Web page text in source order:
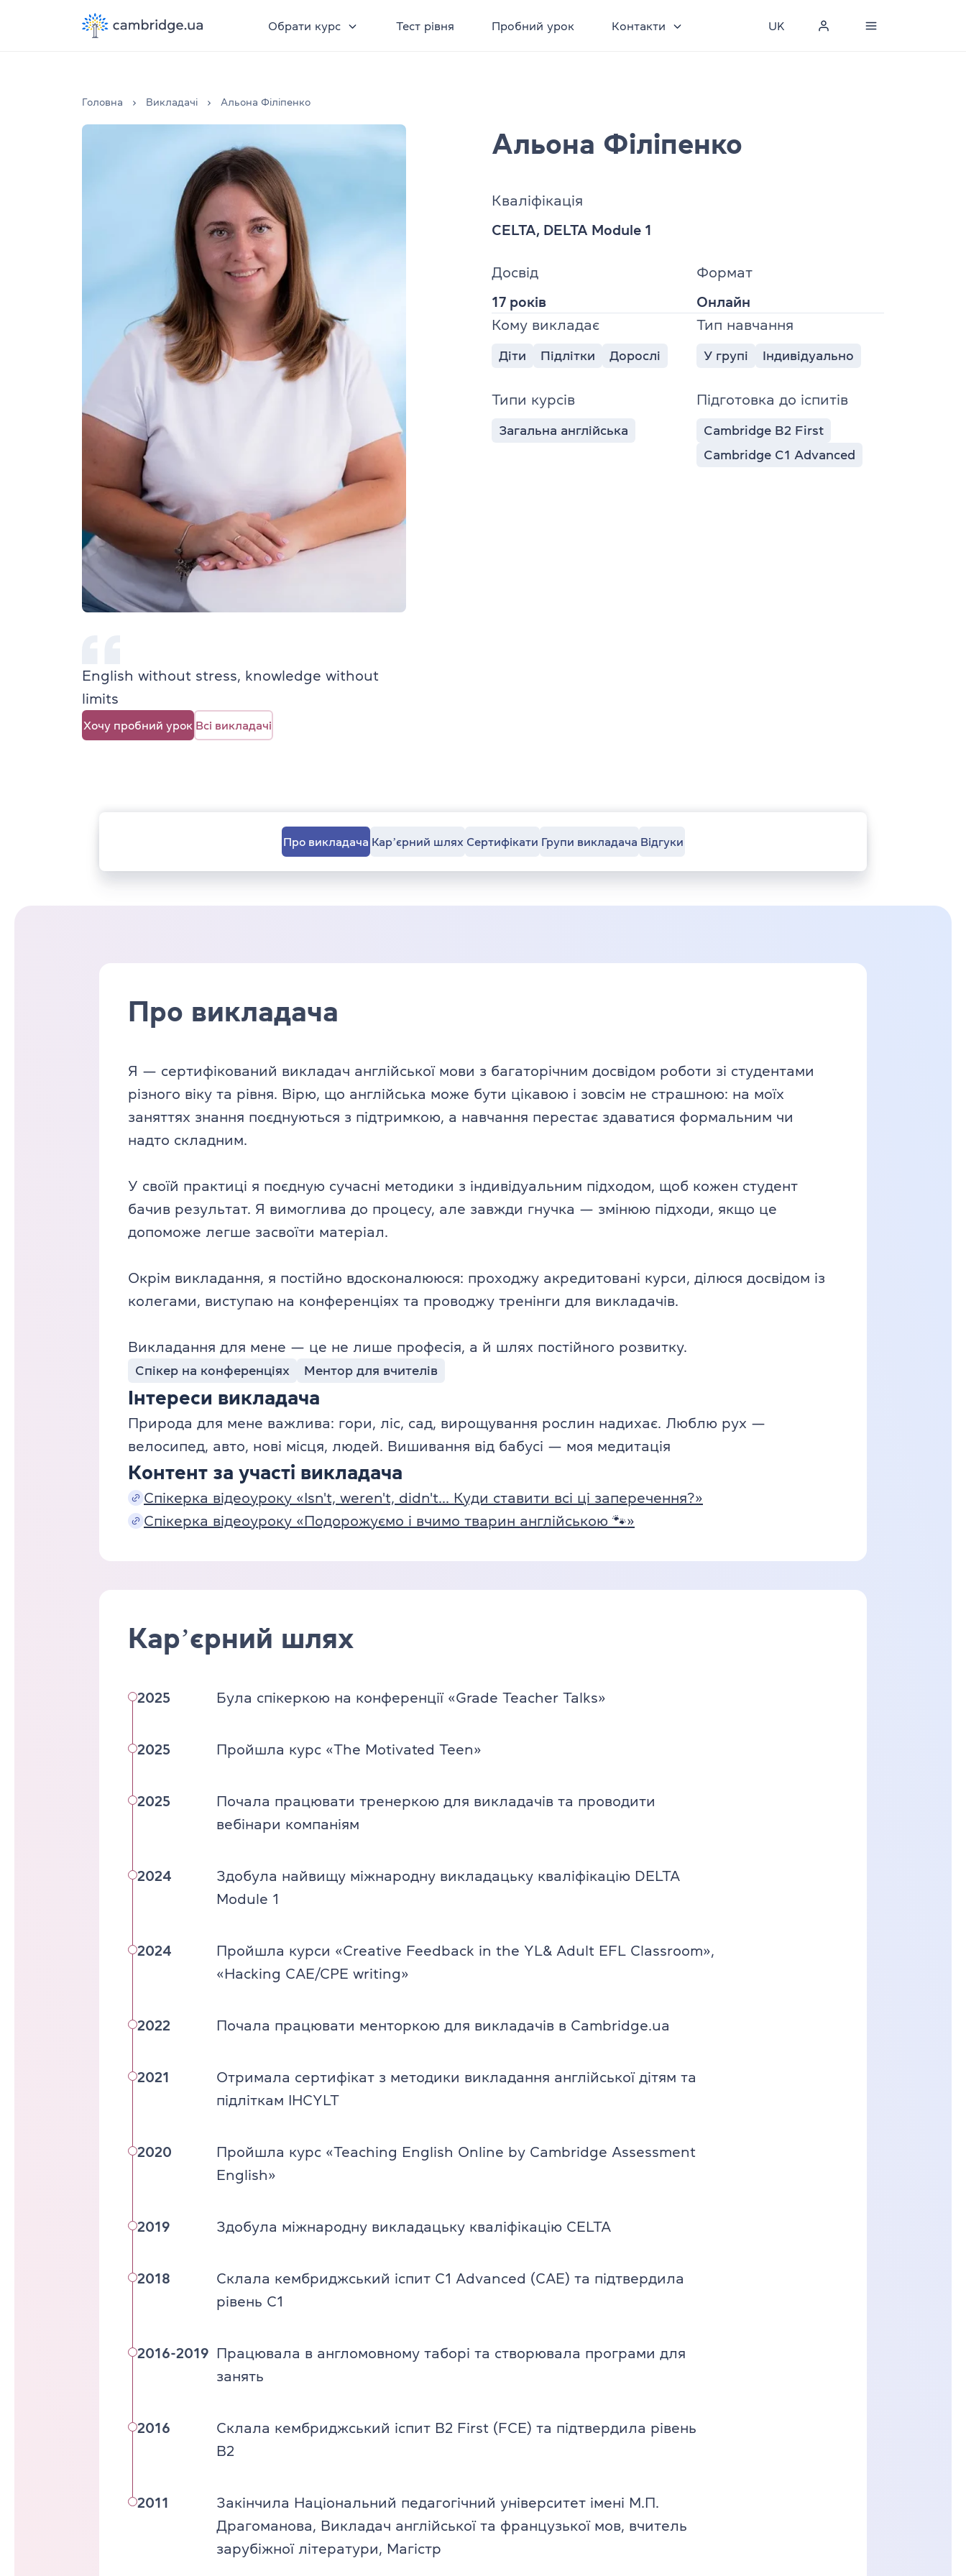
Обрати курс Тест рівня Пробний урок Контакти UK
Головна Викладачі Альона Філіпенко
English without stress, knowledge without
limits
Хочу пробний урок Всі викладачі
Альона Філіпенко
Кваліфікація
CELTA, DELTA Module 1
Досвід
17 років
Формат
Онлайн
Кому викладає
Діти Підлітки Дорослі
Тип навчання
У групі Індивідуально
Типи курсів
Загальна англійська
Підготовка до іспитів
Cambridge B2 First
Cambridge C1 Advanced
Про викладача Карʼєрний шлях Сертифікати Групи викладача Відгуки
Про викладача
Я — сертифікований викладач англійської мови з багаторічним досвідом роботи зі студентами
різного віку та рівня. Вірю, що англійська може бути цікавою і зовсім не страшною: на моїх
заняттях знання поєднуються з підтримкою, а навчання перестає здаватися формальним чи
надто складним.
У своїй практиці я поєдную сучасні методики з індивідуальним підходом, щоб кожен студент
бачив результат. Я вимоглива до процесу, але завжди гнучка — змінюю підходи, якщо це
допоможе легше засвоїти матеріал.
Окрім викладання, я постійно вдосконалююся: проходжу акредитовані курси, ділюся досвідом із
колегами, виступаю на конференціях та проводжу тренінги для викладачів.
Викладання для мене — це не лише професія, а й шлях постійного розвитку.
Спікер на конференціях Ментор для вчителів
Інтереси викладача
Природа для мене важлива: гори, ліс, сад, вирощування рослин надихає. Люблю рух —
велосипед, авто, нові місця, людей. Вишивання від бабусі — моя медитація
Контент за участі викладача
Спікерка відеоуроку «Isn't, weren't, didn't... Куди ставити всі ці заперечення?»
Спікерка відеоуроку «Подорожуємо і вчимо тварин англійською 🐾»
Карʼєрний шлях
2025 Була спікеркою на конференції «Grade Teacher Talks»
2025 Пройшла курс «The Motivated Teen»
2025
Почала працювати тренеркою для викладачів та проводити
вебінари компаніям
2024
Здобула найвищу міжнародну викладацьку кваліфікацію DELTA
Module 1
2024
Пройшла курси «Creative Feedback in the YL& Adult EFL Classroom»,
«Hacking CAE/CPE writing»
2022 Почала працювати менторкою для викладачів в Cambridge.ua
2021
Отримала сертифікат з методики викладання англійської дітям та
підліткам IHCYLT
2020
Пройшла курс «Teaching English Online by Cambridge Assessment
English»
2019 Здобула міжнародну викладацьку кваліфікацію CELTA
2018
Склала кембриджський іспит C1 Advanced (CAE) та підтвердила
рівень C1
2016-2019
Працювала в англомовному таборі та створювала програми для
занять
2016
Склала кембриджський іспит B2 First (FCE) та підтвердила рівень
B2
2011
Закінчила Національний педагогічний університет імені М.П.
Драгоманова, Викладач англійської та французької мов, вчитель
зарубіжної літератури, Магістр